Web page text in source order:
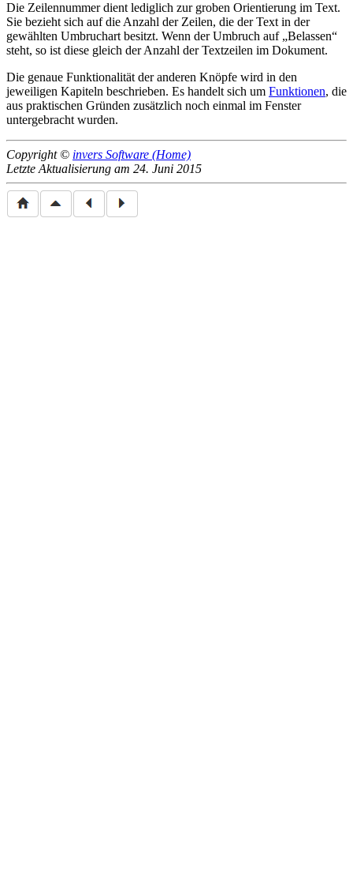
Die Zeilennummer dient lediglich zur groben Orientierung im Text.
Sie bezieht sich auf die Anzahl der Zeilen, die der Text in der
gewählten Umbruchart besitzt. Wenn der Umbruch auf Belassen
steht, so ist diese gleich der Anzahl der Textzeilen im Dokument.
Die genaue Funktionalität der anderen Knöpfe wird in den
jeweiligen Kapiteln beschrieben. Es handelt sich um Funktionen, die
aus praktischen Gründen zusätzlich noch einmal im Fenster
untergebracht wurden.
Copyright © invers Software (Home)
Letzte Aktualisierung am 24. Juni 2015